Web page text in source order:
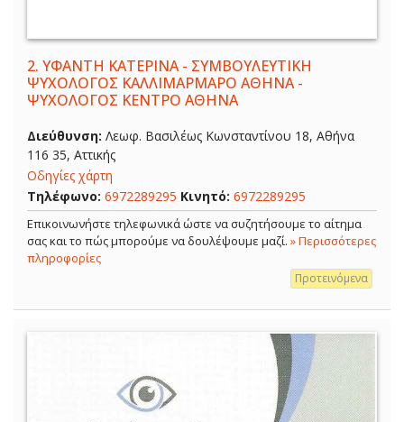
2. ΥΦΑΝΤΗ ΚΑΤΕΡΙΝΑ - ΣΥΜΒΟΥΛΕΥΤΙΚΗ
ΨΥΧΟΛΟΓΟΣ ΚΑΛΛΙΜΑΡΜΑΡΟ ΑΘΗΝΑ -
ΨΥΧΟΛΟΓΟΣ ΚΕΝΤΡΟ ΑΘΗΝΑ
Διεύθυνση: Λεωφ. Βασιλέως Κωνσταντίνου 18, Αθήνα
116 35, Αττικής
Οδηγίες χάρτη
Τηλέφωνο: 6972289295 Κινητό: 6972289295
Επικοινωνήστε τηλεφωνικά ώστε να συζητήσουμε το αίτημα
σας και το πώς μπορούμε να δουλέψουμε μαζί. » Περισσότερες
πληροφορίες
Προτεινόμενα